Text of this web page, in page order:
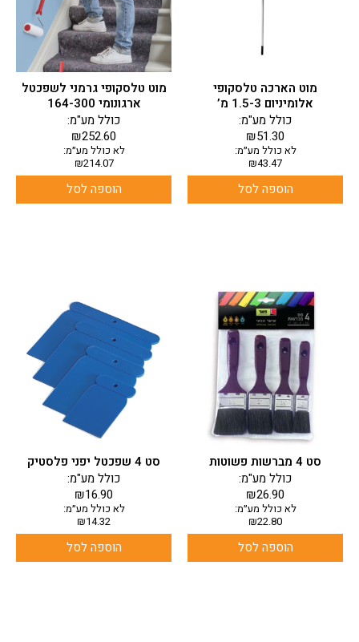
מוט הארכה טלסקופי
אלומיניום 1.5-3 מ’
₪51.30
כולל מע"מ:
לא כולל מע״מ:
₪43.47
הוספה לסל
מוט טלסקופי גרמני לשפכטל
ארגונומי 164-300
₪252.60
כולל מע"מ:
לא כולל מע״מ:
₪214.07
הוספה לסל
סט 4 מברשות פשוטות
₪26.90
כולל מע"מ:
לא כולל מע״מ:
₪22.80
הוספה לסל
סט 4 שפכטל יפני פלסטיק
₪16.90
כולל מע"מ:
לא כולל מע״מ:
₪14.32
הוספה לסל